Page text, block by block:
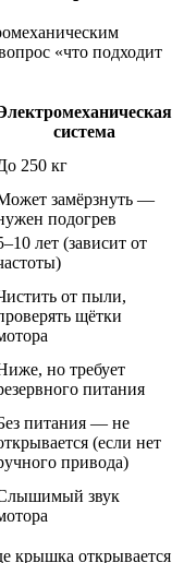
«что подходит
система
250 кг
замёрзнуть —
подогрев
лет (зависит от
от пыли,
щётки
но требует
питания
питания — не
(если нет
привода)
звук
крышка открывается